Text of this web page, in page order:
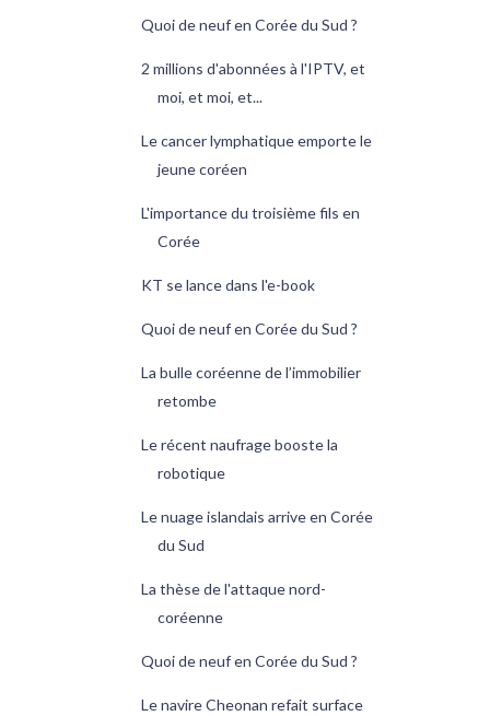
Quoi de neuf en Corée du Sud ?
2 millions d'abonnées à l'IPTV, et
moi, et moi, et...
Le cancer lymphatique emporte le
jeune coréen
L'importance du troisième fils en
Corée
KT se lance dans l'e-book
Quoi de neuf en Corée du Sud ?
La bulle coréenne de l’immobilier
retombe
Le récent naufrage booste la
robotique
Le nuage islandais arrive en Corée
du Sud
La thèse de l'attaque nord-
coréenne
Quoi de neuf en Corée du Sud ?
Le navire Cheonan refait surface